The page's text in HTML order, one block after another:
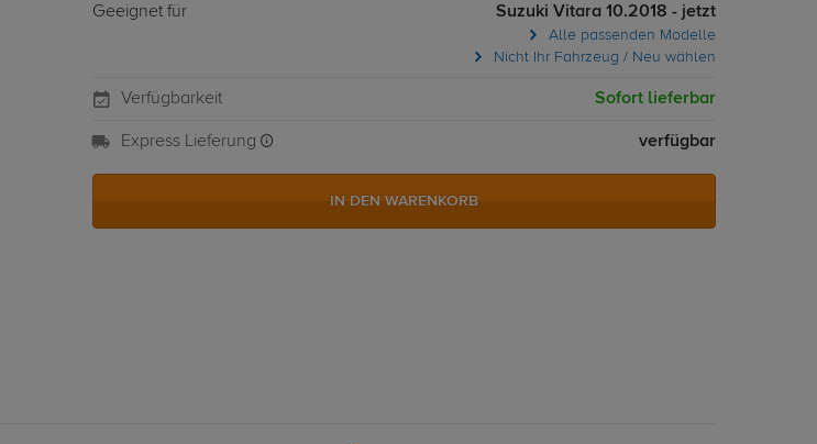
Geeignet für Suzuki Vitara 10.2018 - jetzt
Alle passenden Modelle
Nicht Ihr Fahrzeug / Neu wählen
Verfügbarkeit Sofort lieferbar
Express Lieferung verfügbar
IN DEN WARENKORB